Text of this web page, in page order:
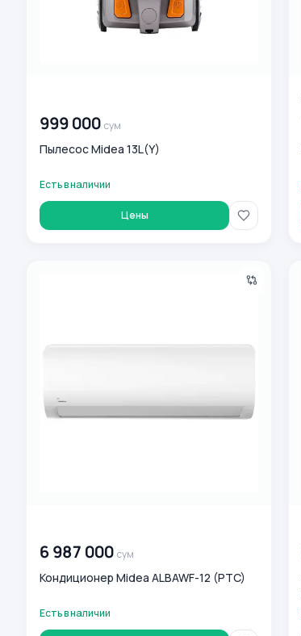
999 000 сум
Пылесос Midea 13L(Y)
Есть в наличии
Цены
6 987 000 сум
Кондиционер Midea ALBAWF-12 (PTC)
Есть в наличии